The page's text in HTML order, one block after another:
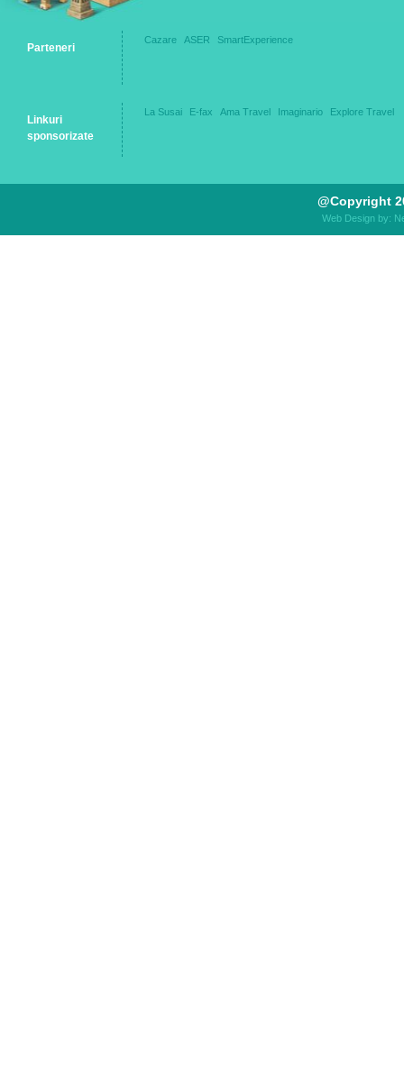
Parteneri
Cazare ASER SmartExperience
Linkuri
sponsorizate
La Susai E-fax Ama Travel Imaginario Explore Travel
@Copyright
Web Design by: